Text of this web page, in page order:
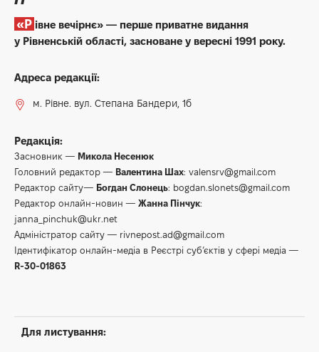
«Рівне вечірнє» — перше приватне видання
у Рівненській області, засноване у вересні 1991 року.
Адреса редакції:
м. Рівне. вул. Степана Бандери, 1б
Редакція:
Засновник — Микола Несенюк
Головний редактор — Валентина Шах: valensrv@gmail.com
Редактор сайту— Богдан Слонець: bogdan.slonets@gmail.com
Редактор онлайн-новин — Жанна Пінчук:
janna_pinchuk@ukr.net
Адміністратор сайту — rivnepost.ad@gmail.com
Ідентифікатор онлайн-медіа в Реєстрі суб’єктів у сфері медіа —
R-30-01863
Для листування: